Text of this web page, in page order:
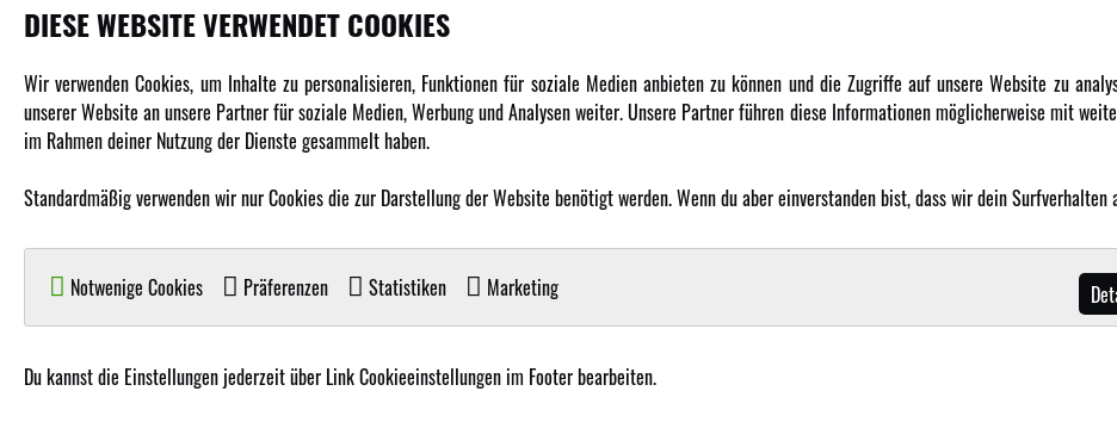
Fahrzeuge in allen Maßstäben
Helikopter Collective Pitch, Fixed Pitch
Multikopter in verschiedenen Ausführungen
Panzer für Jung und Alt
Datenschutz
Newsletter
Karriere
DIESE WEBSITE VERWENDET COOKIES
Wir verwenden Cookies, um Inhalte zu personalisieren, Funktionen für soziale Medien anbieten zu können und die Zugriffe auf unsere Website zu
unserer Website an unsere Partner für soziale Medien, Werbung und Analysen weiter. Unsere Partner führen diese Informationen möglicherweise mit
im Rahmen deiner Nutzung der Dienste gesammelt haben.
Standardmäßig verwenden wir nur Cookies die zur Darstellung der Website benötigt werden. Wenn du aber einverstanden bist, dass wir dein
Notwenige Cookies Präferenzen Statistiken Marketing
Du kannst die Einstellungen jederzeit über Link Cookieeinstellungen im Footer bearbeiten.